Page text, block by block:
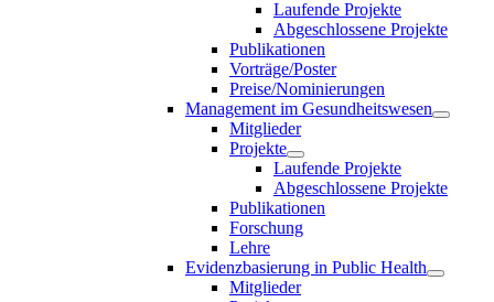
Laufende Projekte
Abgeschlossene Projekte
Publikationen
Vorträge/Poster
Preise/Nominierungen
Management im Gesundheitswesen
Mitglieder
Projekte
Laufende Projekte
Abgeschlossene Projekte
Publikationen
Forschung
Lehre
Evidenzbasierung in Public Health
Mitglieder